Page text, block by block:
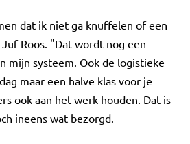
dat ik niet ga knuffelen of een
Roos. "Dat wordt nog een
mijn systeem. Ook de logistieke
maar een halve klas voor je
ook aan het werk houden. Dat is
ineens wat bezorgd.